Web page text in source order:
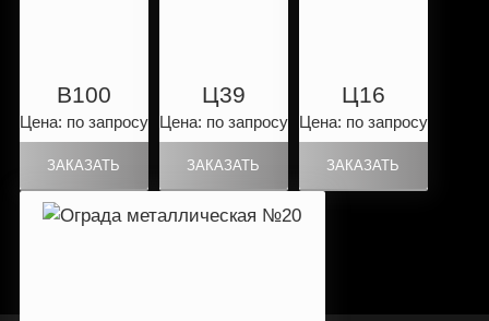
B100
Цена: по запросу
Ц39
Цена: по запросу
Ц16
Цена: по запросу